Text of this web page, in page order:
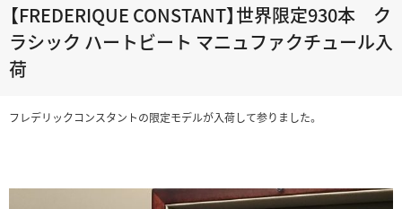
【FREDERIQUE CONSTANT】世界限定930本 ク
ラシック ハートビート マニュファクチュール入
荷
フレデリックコンスタントの限定モデルが入荷して参りました。